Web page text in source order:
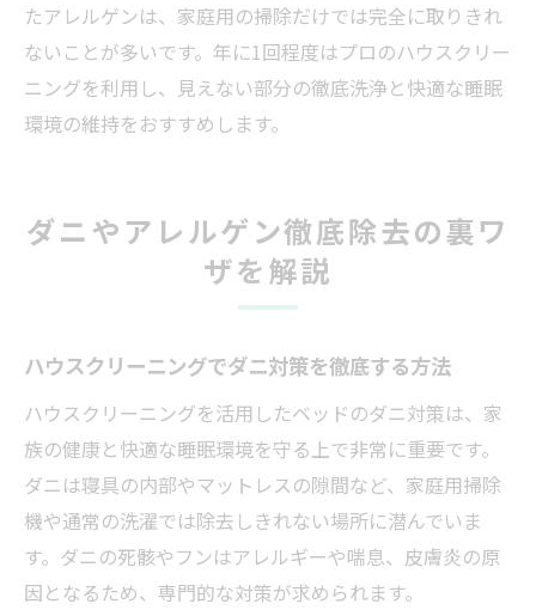
たアレルゲンは、家庭用の掃除だけでは完全に取りきれ
ないことが多いです。年に1回程度はプロのハウスクリー
ニングを利用し、見えない部分の徹底洗浄と快適な睡眠
環境の維持をおすすめします。
ダニやアレルゲン徹底除去の裏ワ
ザを解説
ハウスクリーニングでダニ対策を徹底する方法
ハウスクリーニングを活用したベッドのダニ対策は、家
族の健康と快適な睡眠環境を守る上で非常に重要です。
ダニは寝具の内部やマットレスの隙間など、家庭用掃除
機や通常の洗濯では除去しきれない場所に潜んでいま
す。ダニの死骸やフンはアレルギーや喘息、皮膚炎の原
因となるため、専門的な対策が求められます。